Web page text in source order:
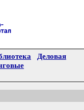
Деловая